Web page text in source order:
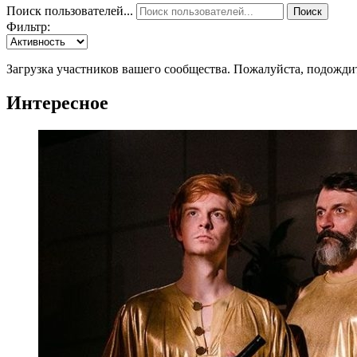
Поиск пользователей... Поиск
Фильтр:
Загрузка участников вашего сообщества. Пожалуйста,
Интересное